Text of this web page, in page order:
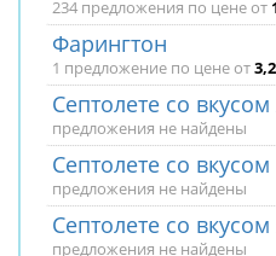
234 предложения по цене от
Фарингтон
1 предложение по цене от
Септолете со
предложения не найдены
Септолете со
предложения не найдены
Септолете со
предложения не найдены